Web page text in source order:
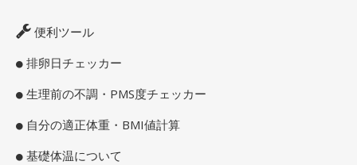
便利ツール
排卵日チェッカー
生理前の不調・PMS度チェッカー
自分の適正体重・BMI値計算
基礎体温について